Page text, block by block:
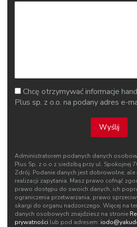
Chcę otrzymywać informacje
Plus sp. z o.o. na podany adres e-
Wyślij
Administratorem podanych danych
Plus Sp. z o.o z siedzibą przy ul. Spokojnej
Zdrój. Podanie danych jest dobrowolne, ale
realizacji zapytania. Masz prawo cofnąć
prawo dostępu do swoich danych, ich
ograniczenia przetwarzania, prawo
skargi do organu nadzorczego. Więcej na
danych osobowych znajdziesz na stronie
prywatności lub pod adresem: